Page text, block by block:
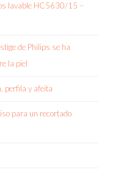
lavable HC5630/15 –
de Philips se ha
la piel
perfila y afeita
para un recortado